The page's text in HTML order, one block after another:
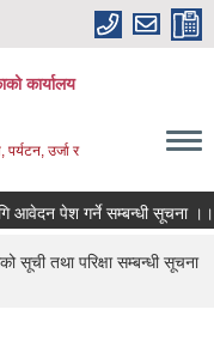
कार्यालय
पर्यटन, उर्जा र
पेश गर्ने सम्बन्धी सूचना ।।
सूची तथा परिक्षा सम्बन्धी सूचना